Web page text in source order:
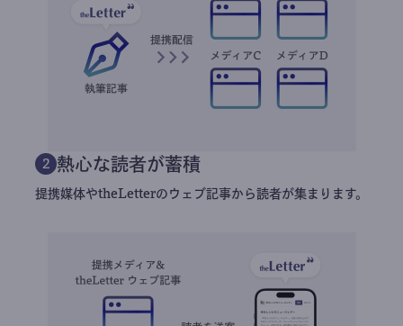
2 熱心な読者が蓄積
提携媒体やtheLetterのウェブ記事から読者が集まります。